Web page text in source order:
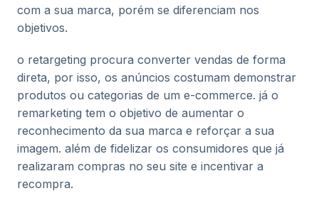
com a sua marca, porém se diferenciam nos
objetivos.
o retargeting procura converter vendas de forma
direta, por isso, os anúncios costumam demonstrar
produtos ou categorias de um e-commerce. já o
remarketing tem o objetivo de aumentar o
reconhecimento da sua marca e reforçar a sua
imagem. além de fidelizar os consumidores que já
realizaram compras no seu site e incentivar a
recompra.